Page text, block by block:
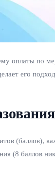
оплаты по
его
(баллов),
(8 баллов